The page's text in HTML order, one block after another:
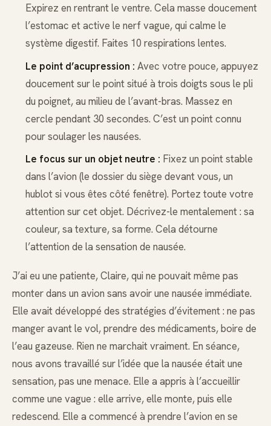
Expirez en rentrant le ventre. Cela masse doucement
l’estomac et active le nerf vague, qui calme le
système digestif. Faites 10 respirations lentes.
Le point d’acupression : Avec votre pouce, appuyez
doucement sur le point situé à trois doigts sous le pli
du poignet, au milieu de l’avant-bras. Massez en
cercle pendant 30 secondes. C’est un point connu
pour soulager les nausées.
Le focus sur un objet neutre : Fixez un point stable
dans l’avion (le dossier du siège devant vous, un
hublot si vous êtes côté fenêtre). Portez toute votre
attention sur cet objet. Décrivez-le mentalement : sa
couleur, sa texture, sa forme. Cela détourne
l’attention de la sensation de nausée.
J’ai eu une patiente, Claire, qui ne pouvait même pas
monter dans un avion sans avoir une nausée immédiate.
Elle avait développé des stratégies d’évitement : ne pas
manger avant le vol, prendre des médicaments, boire de
l’eau gazeuse. Rien ne marchait vraiment. En séance,
nous avons travaillé sur l’idée que la nausée était une
sensation, pas une menace. Elle a appris à l’accueillir
comme une vague : elle arrive, elle monte, puis elle
redescend. Elle a commencé à prendre l’avion en se